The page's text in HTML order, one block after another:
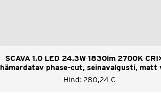
SCAVA 1.0 LED 24.3W 1830lm 2700K
hämardatav phase-cut, seinavalgusti, matt
Hind:280,24 €